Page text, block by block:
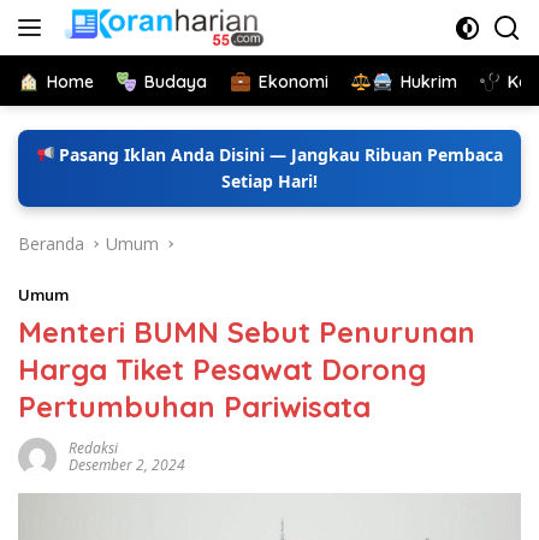
Langsung
Home Budaya Ekonomi Hukrim
Pasang Iklan Anda Disini — Jangkau Ribuan Pembaca
Setiap Hari!
Beranda Umum
Umum
Menteri BUMN Sebut Penurunan
Harga Tiket Pesawat Dorong
Pertumbuhan Pariwisata
Redaksi
Desember 2, 2024